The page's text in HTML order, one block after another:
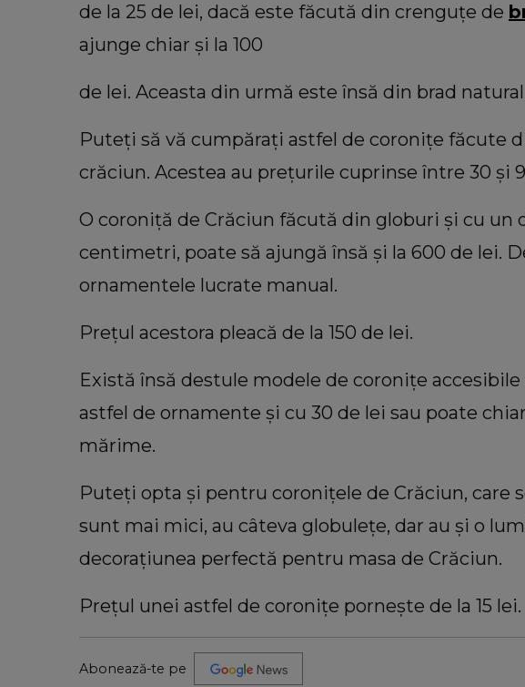
de la 25 de lei, dacă este făcută din crenguțe de
ajunge chiar și la 100
de lei. Aceasta din urmă este însă din brad
Puteți să vă cumpărați astfel de coronițe făcute
crăciun. Acestea au prețurile cuprinse între 30 și
O coroniță de Crăciun făcută din globuri și cu un
centimetri, poate să ajungă însă și la 600 de lei.
ornamentele lucrate manual.
Prețul acestora pleacă de la 150 de lei.
Există însă destule modele de coronițe
astfel de ornamente și cu 30 de lei sau poate
mărime.
Puteți opta și pentru coronițele de Crăciun, care
sunt mai mici, au câteva globulețe, dar au și o
decorațiunea perfectă pentru masa de Crăciun.
Prețul unei astfel de coronițe pornește de la 15 lei.
Abonează-te pe